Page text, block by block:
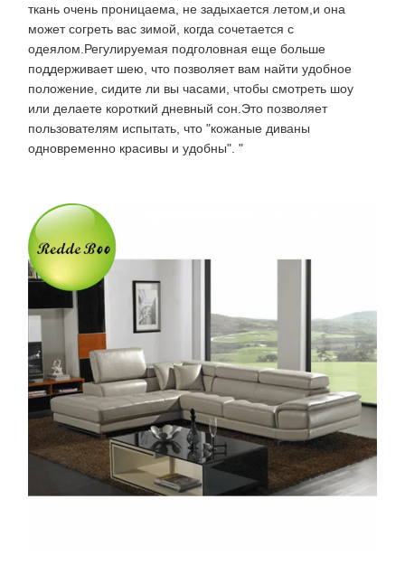
ткань очень проницаема, не задыхается летом,и она
может согреть вас зимой, когда сочетается с
одеялом.Регулируемая подголовная еще больше
поддерживает шею, что позволяет вам найти удобное
положение, сидите ли вы часами, чтобы смотреть шоу
или делаете короткий дневный сон.Это позволяет
пользователям испытать, что "кожаные диваны
одновременно красивы и удобны". "